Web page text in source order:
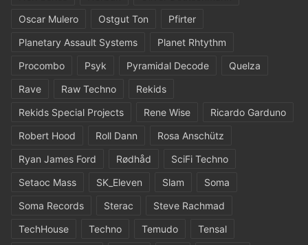
Oscar Mulero
Ostgut Ton
Pfirter
Planetary Assault Systems
Planet Rhtythm
Procombo
Psyk Pyramidal Decode
Quelza
Rave
Raw Techno
Rekids
Rekids Special Projects
Rene Wise
Ricardo Garduno
Robert Hood
Roll Dann
Rosa Anschütz
Ryan James Ford
Rødhåd
SciFi Techno
Setaoc Mass
SK_Eleven Slam
Soma
Soma Records
Sterac
Steve Rachmad
TechHouse
Techno Temudo
Tensal